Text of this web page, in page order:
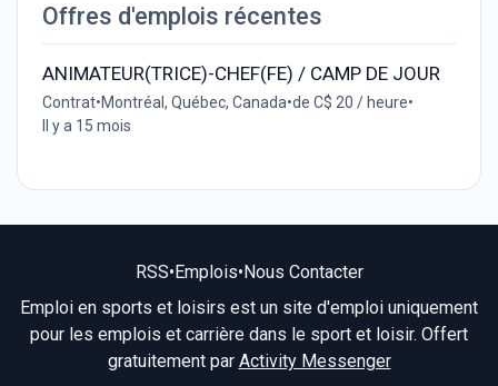
Offres d'emplois récentes
ANIMATEUR(TRICE)-CHEF(FE) / CAMP DE JOUR
Contrat•Montréal, Québec, Canada•de C$ 20 / heure•
Il y a 15 mois
RSS•Emplois•Nous Contacter
Emploi en sports et loisirs est un site d'emploi uniquement
pour les emplois et carrière dans le sport et loisir. Offert
gratuitement par Activity Messenger